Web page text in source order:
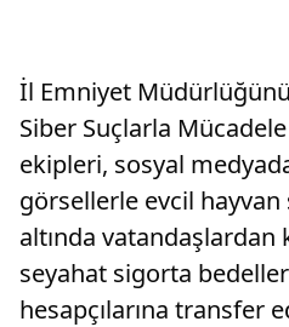
İl Emniyet
Siber Suçlarla
ekipleri, sosyal
görsellerle evcil hayvan
altında vatandaşlardan
seyahat sigorta
hesapçılarına transfer